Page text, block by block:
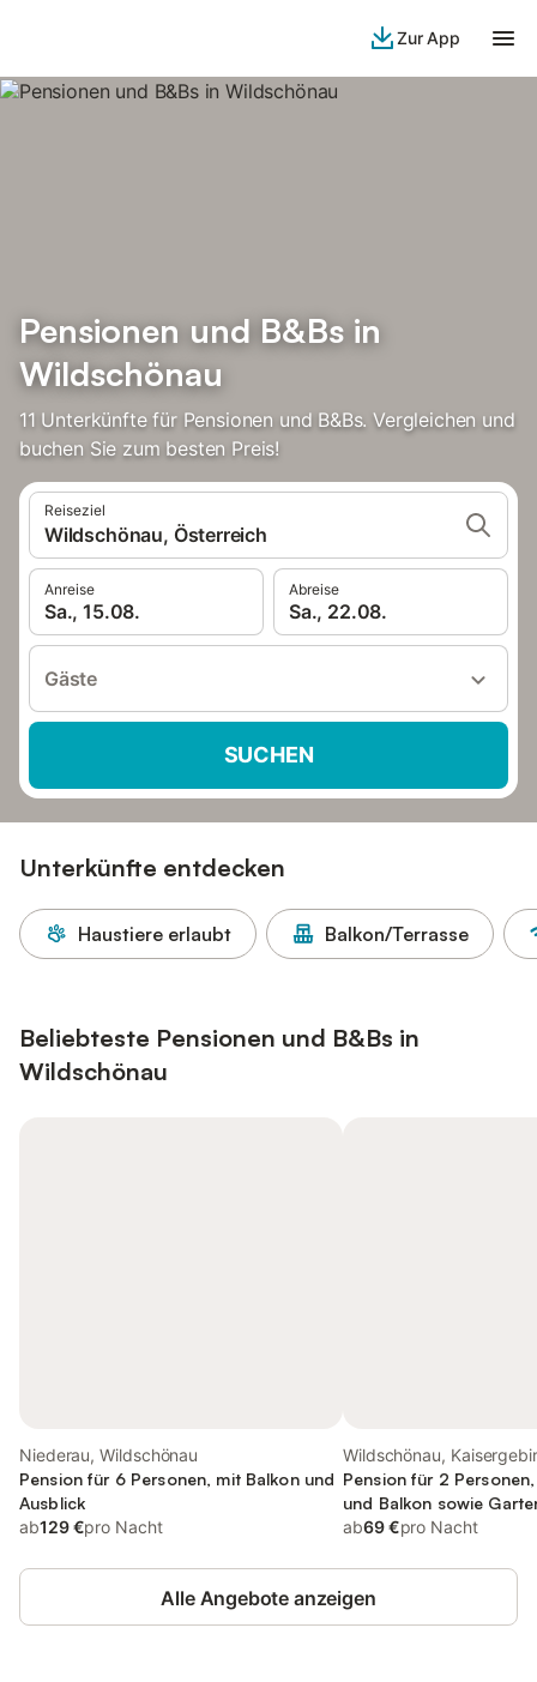
Zur App
Pensionen und B&Bs in
Wildschönau
11 Unterkünfte für Pensionen und B&Bs. Vergleichen und
buchen Sie zum besten Preis!
Reiseziel
Wildschönau, Österreich
Anreise
Sa., 15.08.
Abreise
Sa., 22.08.
Gäste
SUCHEN
Unterkünfte entdecken
Haustiere erlaubt Balkon/Terrasse
Beliebteste Pensionen und B&Bs in
Wildschönau
Niederau, Wildschönau
Pension für 6 Personen, mit Balkon und
Ausblick
ab129 €pro Nacht
Wildschönau,
Pension für 2
und Balkon sowie
kinderfreundlich
ab69 €pro Nacht
Alle Angebote anzeigen